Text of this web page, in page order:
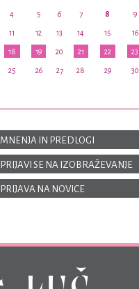
4 5 6 7 8 9
11 12 13 14 15 16
18 19 20 21 22 23
25 26 27 28 29 30
MNENJA IN PREDLOGI
PRIJAVI SE NA IZOBRAŽEVANJE
PRIJAVA NA NOVICE